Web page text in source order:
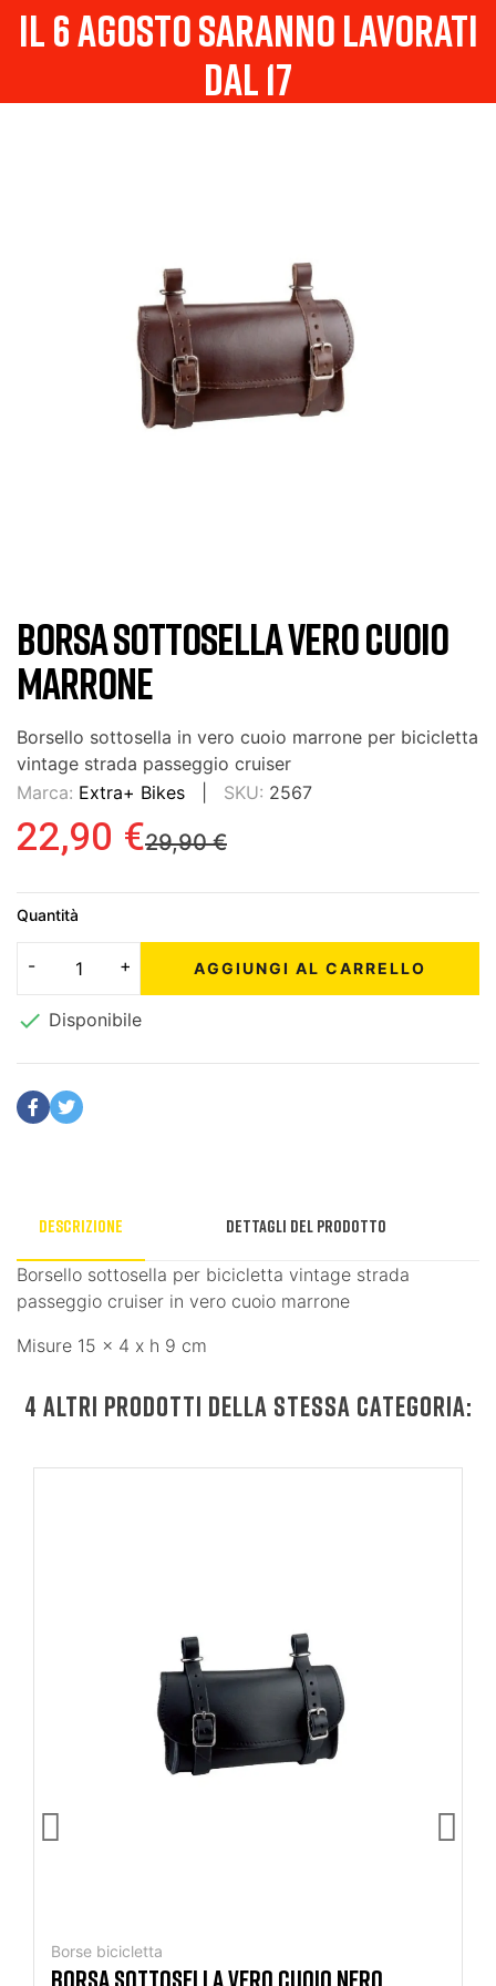
il 6 agosto saranno lavorati
dal 17
BORSA SOTTOSELLA VERO CUOIO
MARRONE
Borsello sottosella in vero cuoio marrone per bicicletta
vintage strada passeggio cruiser
Marca: Extra+ Bikes SKU: 2567
29,90 €
22,90 €
Quantità
AGGIUNGI AL CARRELLO
 Disponibile
Descrizione Dettagli del prodotto
Borsello sottosella per bicicletta vintage strada
passeggio cruiser in vero cuoio marrone
Misure 15 x 4 x h 9 cm
4 ALTRI PRODOTTI DELLA STESSA CATEGORIA:
Borse bicicletta
BORSA SOTTOSELLA VERO CUOIO NERO